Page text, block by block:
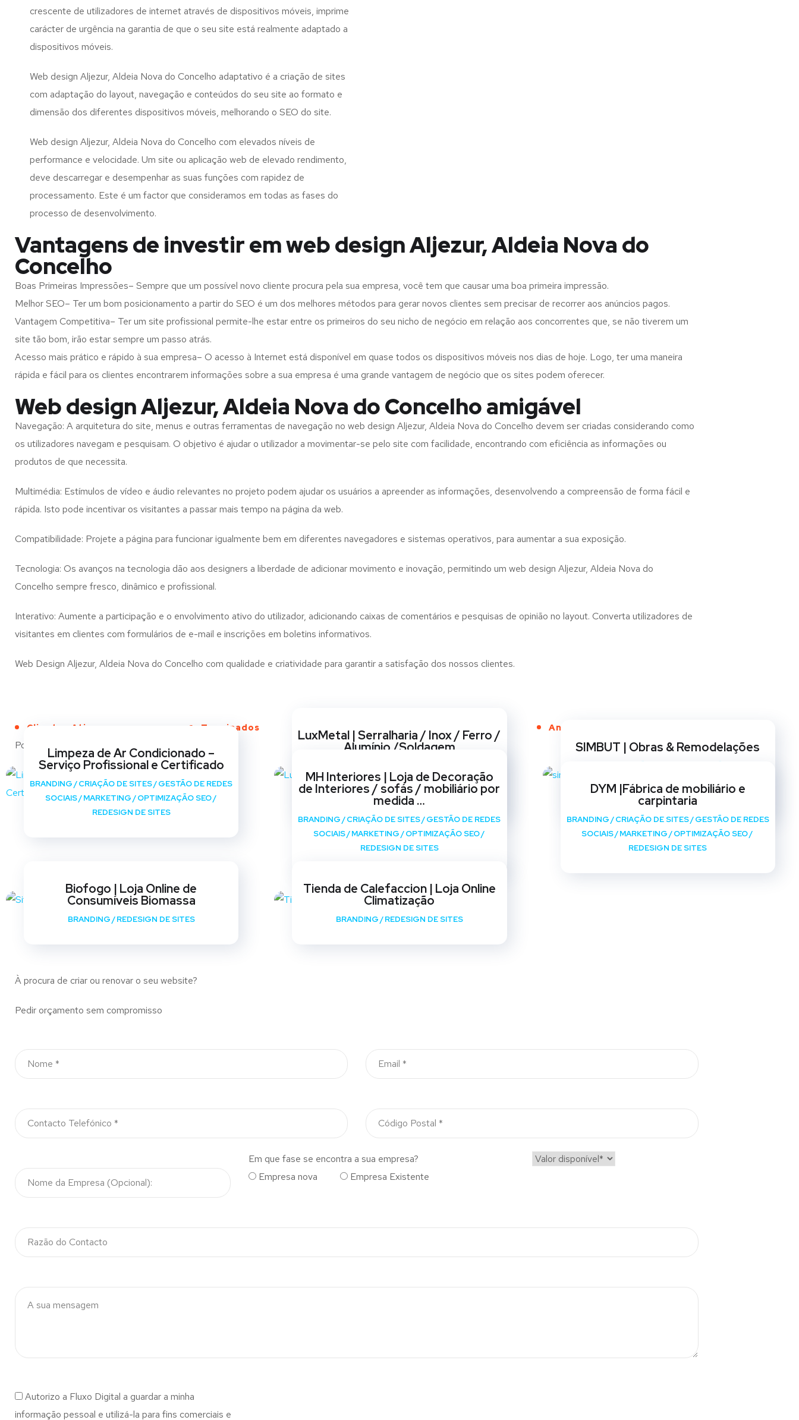
crescente de utilizadores de internet através de dispositivos móveis, imprime
carácter de urgência na garantia de que o seu site está realmente adaptado a
dispositivos móveis.
Web design Aljezur, Aldeia Nova do Concelho adaptativo é a criação de sites
com adaptação do layout, navegação e conteúdos do seu site ao formato e
dimensão dos diferentes dispositivos móveis, melhorando o SEO do site.
Web design Aljezur, Aldeia Nova do Concelho com elevados níveis de
performance e velocidade. Um site ou aplicação web de elevado rendimento,
deve descarregar e desempenhar as suas funções com rapidez de
processamento. Este é um factor que consideramos em todas as fases do
processo de desenvolvimento.
Vantagens de investir em web design Aljezur, Aldeia Nova do
Concelho
Boas Primeiras Impressões– Sempre que um possível novo cliente procura pela sua empresa, você tem que causar uma boa primeira impressão.
Melhor SEO– Ter um bom posicionamento a partir do SEO é um dos melhores métodos para gerar novos clientes sem precisar de recorrer aos anúncios pagos.
Vantagem Competitiva– Ter um site profissional permite-lhe estar entre os primeiros do seu nicho de negócio em relação aos concorrentes que, se não tiverem um
site tão bom, irão estar sempre um passo atrás.
Acesso mais prático e rápido à sua empresa– O acesso à Internet está disponível em quase todos os dispositivos móveis nos dias de hoje. Logo, ter uma maneira
rápida e fácil para os clientes encontrarem informações sobre a sua empresa é uma grande vantagem de negócio que os sites podem oferecer.
Web design Aljezur, Aldeia Nova do Concelho amigável
Navegação: A arquitetura do site, menus e outras ferramentas de navegação no web design Aljezur, Aldeia Nova do Concelho devem ser criadas considerando como
os utilizadores navegam e pesquisam. O objetivo é ajudar o utilizador a movimentar-se pelo site com facilidade, encontrando com eficiência as informações ou
produtos de que necessita.
Multimédia: Estímulos de vídeo e áudio relevantes no projeto podem ajudar os usuários a apreender as informações, desenvolvendo a compreensão de forma fácil e
rápida. Isto pode incentivar os visitantes a passar mais tempo na página da web.
Compatibilidade: Projete a página para funcionar igualmente bem em diferentes navegadores e sistemas operativos, para aumentar a sua exposição.
Tecnologia: Os avanços na tecnologia dão aos designers a liberdade de adicionar movimento e inovação, permitindo um web design Aljezur, Aldeia Nova do
Concelho sempre fresco, dinâmico e profissional.
Interativo: Aumente a participação e o envolvimento ativo do utilizador, adicionando caixas de comentários e pesquisas de opinião no layout. Converta utilizadores de
visitantes em clientes com formulários de e-mail e inscrições em boletins informativos.
Web Design Aljezur, Aldeia Nova do Concelho com qualidade e criatividade para garantir a satisfação dos nossos clientes.
Clientes Ativos Terminados Anos de Serviço
Portfólio
Limpeza de Ar Condicionado –
Serviço Profissional e Certificado
BRANDING/CRIAÇÃO DE SITES/GESTÃO DE REDES
SOCIAIS/MARKETING/OPTIMIZAÇÃO SEO/
REDESIGN DE SITES
LuxMetal | Serralharia / Inox / Ferro /
Alumínio /Soldagem
SOCIAIS/ MARKETING/OPTIMIZAÇÃO SEO/
REDESIGN DE SITES
SIMBUT | Obras & Remodelações
REDESIGN DE SITES
MH Interiores | Loja de Decoração
de Interiores / sofás / mobiliário por
medida …
BRANDING /CRIAÇÃO DE SITES/GESTÃO DE REDES
SOCIAIS/MARKETING/OPTIMIZAÇÃO SEO/
REDESIGN DE SITES
DYM |Fábrica de mobiliário e
carpintaria
BRANDING/CRIAÇÃO DE SITES/GESTÃO DE REDES
SOCIAIS/MARKETING/OPTIMIZAÇÃO SEO/
REDESIGN DE SITES
Biofogo | Loja Online de
Consumíveis Biomassa
BRANDING/REDESIGN DE SITES
Tienda de Calefaccion | Loja Online
Climatização
BRANDING/REDESIGN DE SITES
À procura de criar ou renovar o seu website?
Pedir orçamento sem compromisso
Em que fase se encontra a sua empresa?
Empresa nova
Empresa Existente
Autorizo a Fluxo Digital a guardar a minha
informação pessoal e utilizá-la para fins comerciais e